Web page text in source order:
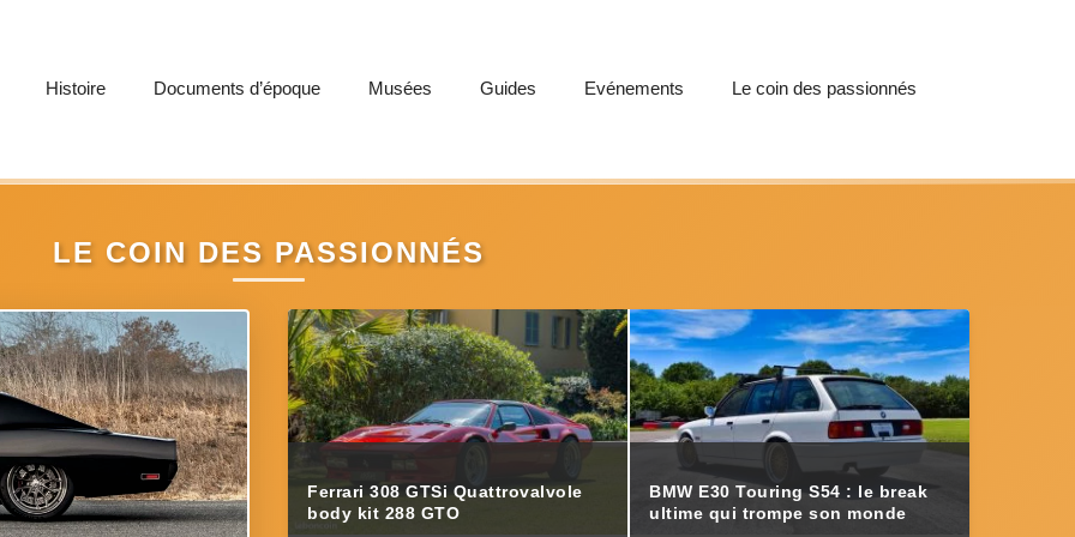
Histoire Documents d’époque Musées Guides Evénements Le coin des passionnés
LE COIN DES PASSIONNÉS
Ferrari 308 GTSi Quattrovalvole
body kit 288 GTO
BMW E30 Touring S54 : le break
ultime qui trompe son monde